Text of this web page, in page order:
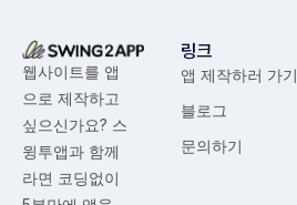
웹사이트를 앱
으로 제작하고
싶으신가요? 스
윙투앱과 함께
라면 코딩없이
링크
앱 제작하러 가기
블로그
문의하기